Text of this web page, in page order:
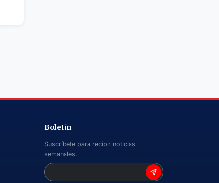
Boletín
Suscríbete para recibir noticias
semanales.